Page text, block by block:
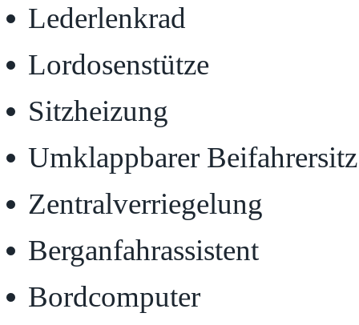
Lederlenkrad
Lordosenstütze
Sitzheizung
Umklappbarer Beifahrersitz
Zentralverriegelung
Berganfahrassistent
Bordcomputer